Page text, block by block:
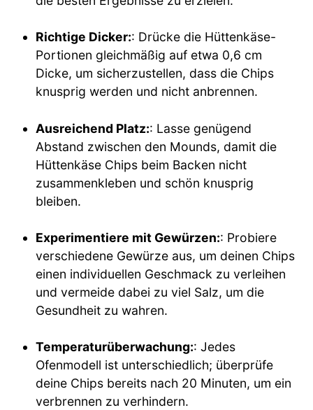
Richtige Dicker:: Drücke die Hüttenkäse-
Portionen gleichmäßig auf etwa 0,6 cm
Dicke, um sicherzustellen, dass die Chips
knusprig werden und nicht anbrennen.
Ausreichend Platz:: Lasse genügend
Abstand zwischen den Mounds, damit die
Hüttenkäse Chips beim Backen nicht
zusammenkleben und schön knusprig
bleiben.
Experimentiere mit Gewürzen:: Probiere
verschiedene Gewürze aus, um deinen Chips
einen individuellen Geschmack zu verleihen
und vermeide dabei zu viel Salz, um die
Gesundheit zu wahren.
Temperaturüberwachung:: Jedes
Ofenmodell ist unterschiedlich; überprüfe
deine Chips bereits nach 20 Minuten, um ein
verbrennen zu verhindern.